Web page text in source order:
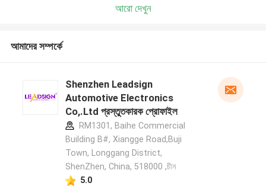
আরো দেখুন
আমাদের সম্পর্কে
Shenzhen Leadsign
Automotive Electronics
Co,.Ltd প্রস্তুতকারক প্রোফাইল
RM1301, Baihe Commercial
Building B#, Xiangge Road,Buji
Town, Longgang District,
ShenZhen, China, 518000 ,চীন
5.0